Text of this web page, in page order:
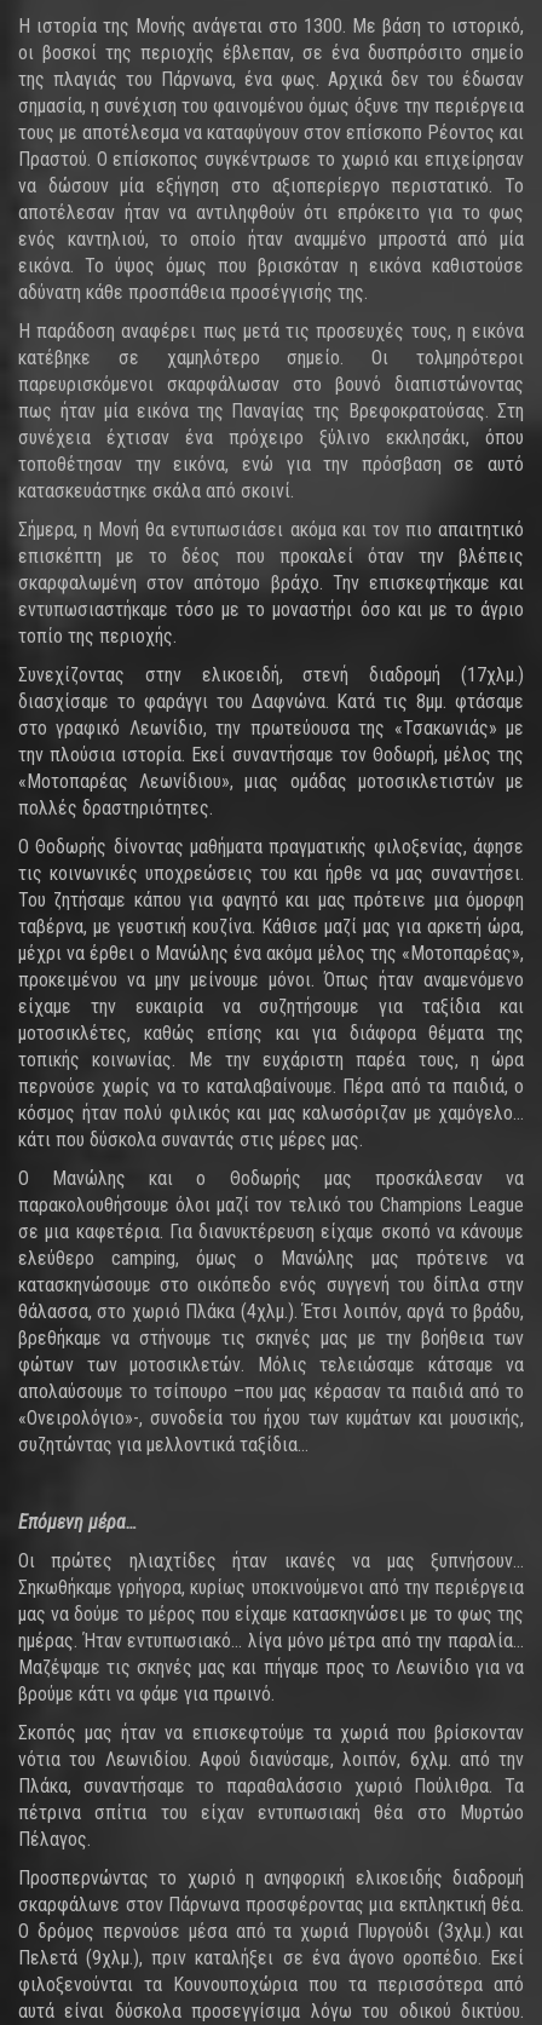
Η ιστορία της Μονής ανάγεται στο 1300. Με βάση το ιστορικό,
οι βοσκοί της περιοχής έβλεπαν, σε ένα δυσπρόσιτο σημείο
της πλαγιάς του Πάρνωνα, ένα φως. Αρχικά δεν του έδωσαν
σημασία, η συνέχιση του φαινομένου όμως όξυνε την περιέργεια
τους με αποτέλεσμα να καταφύγουν στον επίσκοπο Ρέοντος και
Πραστού. Ο επίσκοπος συγκέντρωσε το χωριό και επιχείρησαν
να δώσουν μία εξήγηση στο αξιοπερίεργο περιστατικό. Το
αποτέλεσαν ήταν να αντιληφθούν ότι επρόκειτο για το φως
ενός καντηλιού, το οποίο ήταν αναμμένο μπροστά από μία
εικόνα. Το ύψος όμως που βρισκόταν η εικόνα καθιστούσε
αδύνατη κάθε προσπάθεια προσέγγισής της.
Η παράδοση αναφέρει πως μετά τις προσευχές τους, η εικόνα
κατέβηκε σε χαμηλότερο σημείο. Οι τολμηρότεροι
παρευρισκόμενοι σκαρφάλωσαν στο βουνό διαπιστώνοντας
πως ήταν μία εικόνα της Παναγίας της Βρεφοκρατούσας. Στη
συνέχεια έχτισαν ένα πρόχειρο ξύλινο εκκλησάκι, όπου
τοποθέτησαν την εικόνα, ενώ για την πρόσβαση σε αυτό
κατασκευάστηκε σκάλα από σκοινί.
Σήμερα, η Μονή θα εντυπωσιάσει ακόμα και τον πιο απαιτητικό
επισκέπτη με το δέος που προκαλεί όταν την βλέπεις
σκαρφαλωμένη στον απότομο βράχο. Την επισκεφτήκαμε και
εντυπωσιαστήκαμε τόσο με το μοναστήρι όσο και με το άγριο
τοπίο της περιοχής.
Συνεχίζοντας στην ελικοειδή, στενή διαδρομή (17χλμ.)
διασχίσαμε το φαράγγι του Δαφνώνα. Κατά τις 8μμ. φτάσαμε
στο γραφικό Λεωνίδιο, την πρωτεύουσα της «Τσακωνιάς» με
την πλούσια ιστορία. Εκεί συναντήσαμε τον Θοδωρή, μέλος της
«Μοτοπαρέας Λεωνίδιου», μιας ομάδας μοτοσικλετιστών με
πολλές δραστηριότητες.
Ο Θοδωρής δίνοντας μαθήματα πραγματικής φιλοξενίας, άφησε
τις κοινωνικές υποχρεώσεις του και ήρθε να μας συναντήσει.
Του ζητήσαμε κάπου για φαγητό και μας πρότεινε μια όμορφη
ταβέρνα, με γευστική κουζίνα. Κάθισε μαζί μας για αρκετή ώρα,
μέχρι να έρθει ο Μανώλης ένα ακόμα μέλος της «Μοτοπαρέας»,
προκειμένου να μην μείνουμε μόνοι. Όπως ήταν αναμενόμενο
είχαμε την ευκαιρία να συζητήσουμε για ταξίδια και
μοτοσικλέτες, καθώς επίσης και για διάφορα θέματα της
τοπικής κοινωνίας. Με την ευχάριστη παρέα τους, η ώρα
περνούσε χωρίς να το καταλαβαίνουμε. Πέρα από τα παιδιά, ο
κόσμος ήταν πολύ φιλικός και μας καλωσόριζαν με χαμόγελο…
κάτι που δύσκολα συναντάς στις μέρες μας.
Ο Μανώλης και ο Θοδωρής μας προσκάλεσαν να
παρακολουθήσουμε όλοι μαζί τον τελικό του Champions League
σε μια καφετέρια. Για διανυκτέρευση είχαμε σκοπό να κάνουμε
ελεύθερο camping, όμως ο Μανώλης μας πρότεινε να
κατασκηνώσουμε στο οικόπεδο ενός συγγενή του δίπλα στην
θάλασσα, στο χωριό Πλάκα (4χλμ.). Έτσι λοιπόν, αργά το βράδυ,
βρεθήκαμε να στήνουμε τις σκηνές μας με την βοήθεια των
φώτων των μοτοσικλετών. Μόλις τελειώσαμε κάτσαμε να
απολαύσουμε το τσίπουρο –που μας κέρασαν τα παιδιά από το
«Ονειρολόγιο»-, συνοδεία του ήχου των κυμάτων και μουσικής,
συζητώντας για μελλοντικά ταξίδια…
Επόμενη μέρα…
Οι πρώτες ηλιαχτίδες ήταν ικανές να μας ξυπνήσουν…
Σηκωθήκαμε γρήγορα, κυρίως υποκινούμενοι από την περιέργεια
μας να δούμε το μέρος που είχαμε κατασκηνώσει με το φως της
ημέρας. Ήταν εντυπωσιακό… λίγα μόνο μέτρα από την παραλία…
Μαζέψαμε τις σκηνές μας και πήγαμε προς το Λεωνίδιο για να
βρούμε κάτι να φάμε για πρωινό.
Σκοπός μας ήταν να επισκεφτούμε τα χωριά που βρίσκονταν
νότια του Λεωνιδίου. Αφού διανύσαμε, λοιπόν, 6χλμ. από την
Πλάκα, συναντήσαμε το παραθαλάσσιο χωριό Πούλιθρα. Τα
πέτρινα σπίτια του είχαν εντυπωσιακή θέα στο Μυρτώο
Πέλαγος.
Προσπερνώντας το χωριό η ανηφορική ελικοειδής διαδρομή
σκαρφάλωνε στον Πάρνωνα προσφέροντας μια εκπληκτική θέα.
Ο δρόμος περνούσε μέσα από τα χωριά Πυργούδι (3χλμ.) και
Πελετά (9χλμ.), πριν καταλήξει σε ένα άγονο οροπέδιο. Εκεί
φιλοξενούνται τα Κουνουποχώρια που τα περισσότερα από
αυτά είναι δύσκολα προσεγγίσιμα λόγω του οδικού δικτύου.